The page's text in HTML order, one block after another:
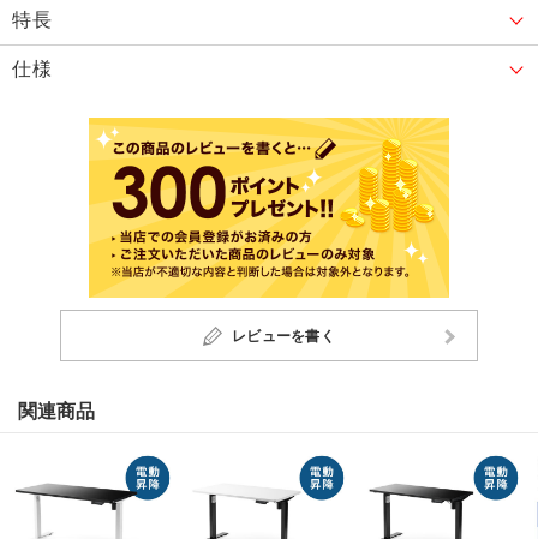
特長
仕様
レビューを書く
関連商品